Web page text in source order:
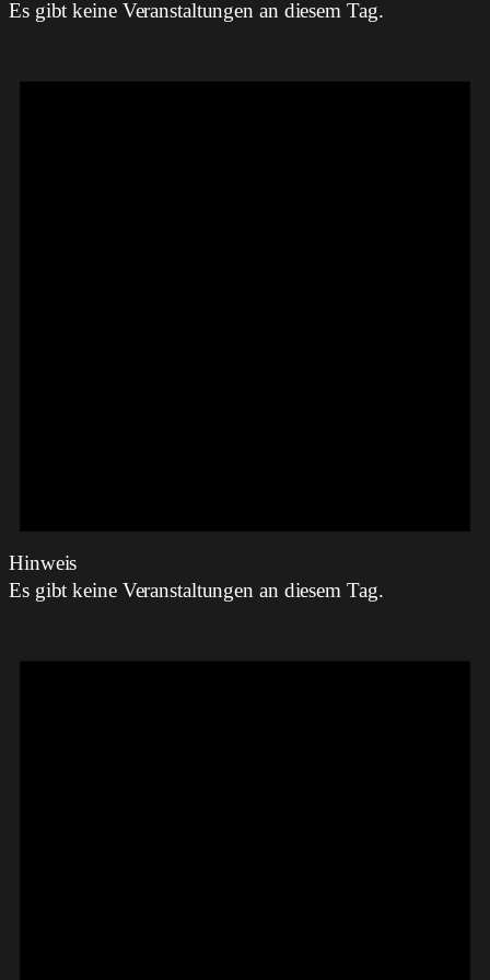
Es gibt keine Veranstaltungen an diesem Tag.
Hinweis
Es gibt keine Veranstaltungen an diesem Tag.